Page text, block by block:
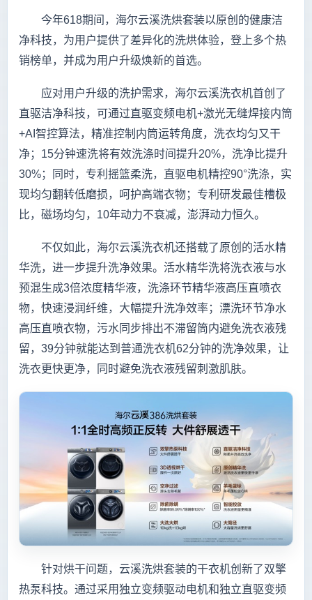
今年618期间，海尔云溪洗烘套装以原创的健康洁
净科技，为用户提供了差异化的洗烘体验，登上多个热
销榜单，并成为用户升级焕新的首选。
应对用户升级的洗护需求，海尔云溪洗衣机首创了
直驱洁净科技，可通过直驱变频电机+激光无缝焊接内筒
+AI智控算法，精准控制内筒运转角度，洗衣均匀又干
净；15分钟速洗将有效洗涤时间提升20%，洗净比提升
30%；同时，专利摇篮柔洗，直驱电机精控90°洗涤，实
现均匀翻转低磨损，呵护高端衣物；专利研发最佳槽极
比，磁场均匀，10年动力不衰减，澎湃动力恒久。
不仅如此，海尔云溪洗衣机还搭载了原创的活水精
华洗，进一步提升洗净效果。活水精华洗将洗衣液与水
预混生成3倍浓度精华液，洗涤环节精华液高压直喷衣
物，快速浸润纤维，大幅提升洗净效率；漂洗环节净水
高压直喷衣物，污水同步排出不滞留筒内避免洗衣液残
留，39分钟就能达到普通洗衣机62分钟的洗净效果，让
洗衣更快更净，同时避免洗衣液残留刺激肌肤。
针对烘干问题，云溪洗烘套装的干衣机创新了双擎
热泵科技。通过采用独立变频驱动电机和独立直驱变频